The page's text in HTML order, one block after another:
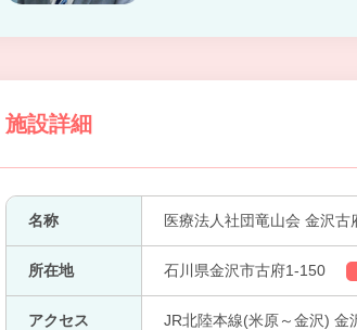
施設詳細
名称 医療法人社団竜山会 金沢古
所在地 石川県金沢市古府1-150
アクセス JR北陸本線(米原～金沢) 金